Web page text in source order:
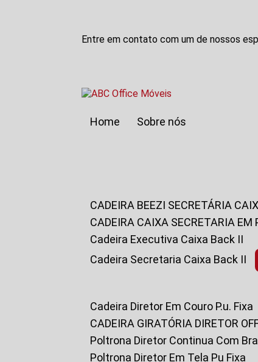
Entre em contato com um de nossos
Home
Sobre nós
CADEIRA BEEZI SECRETÁRIA
CADEIRA CAIXA SECRETARIA EM
Cadeira Executiva Caixa Back II
Cadeira Secretaria Caixa Back II
Cadeira Diretor Em Couro P.u. Fixa
CADEIRA GIRATÓRIA DIRETOR
Poltrona Diretor Continua Com
Poltrona Diretor Em Tela Pu Fixa